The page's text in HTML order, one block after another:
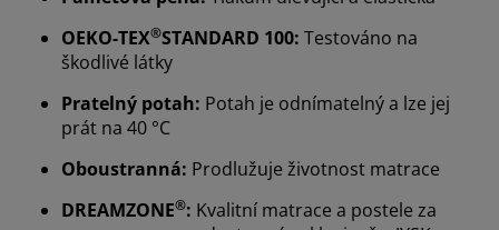
OEKO-TEX®STANDARD 100: Testováno na
škodlivé látky
Pratelný potah: Potah je odnímatelný a lze jej
prát na 40 °C
Oboustranná: Prodlužuje životnost matrace
DREAMZONE®: Kvalitní matrace a postele za